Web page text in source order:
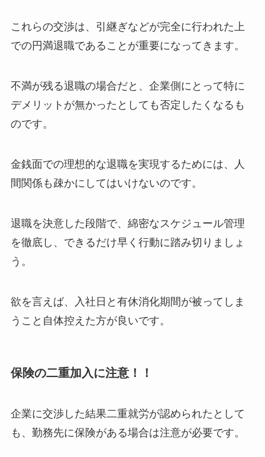
これらの交渉は、引継ぎなどが完全に行われた上
での円満退職であることが重要になってきます。
不満が残る退職の場合だと、企業側にとって特に
デメリットが無かったとしても否定したくなるも
のです。
金銭面での理想的な退職を実現するためには、人
間関係も疎かにしてはいけないのです。
退職を決意した段階で、綿密なスケジュール管理
を徹底し、できるだけ早く行動に踏み切りましょ
う。
欲を言えば、入社日と有休消化期間が被ってしま
うこと自体控えた方が良いです。
保険の二重加入に注意！！
企業に交渉した結果二重就労が認められたとして
も、勤務先に保険がある場合は注意が必要です。